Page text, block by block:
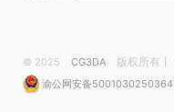
© 2025 CG3DA 版权所有丨
渝公网安备